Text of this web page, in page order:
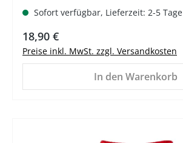
Sofort verfügbar, Lieferzeit: 2-5 Tage
Regulärer Preis:
18,90 €
Preise inkl. MwSt. zzgl. Versandkosten
In den Warenkorb